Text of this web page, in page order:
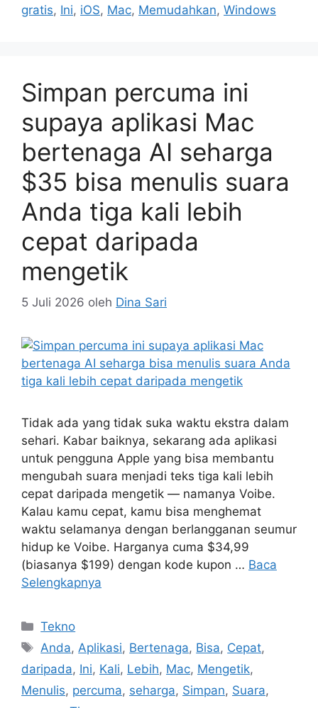
gratis, Ini, iOS, Mac, Memudahkan, Windows
Simpan percuma ini
supaya aplikasi Mac
bertenaga AI seharga
$35 bisa menulis suara
Anda tiga kali lebih
cepat daripada
mengetik
5 Juli 2026 oleh Dina Sari
Tidak ada yang tidak suka waktu ekstra dalam
sehari. Kabar baiknya, sekarang ada aplikasi
untuk pengguna Apple yang bisa membantu
mengubah suara menjadi teks tiga kali lebih
cepat daripada mengetik — namanya Voibe.
Kalau kamu cepat, kamu bisa menghemat
waktu selamanya dengan berlangganan seumur
hidup ke Voibe. Harganya cuma $34,99
(biasanya $199) dengan kode kupon … Baca
Selengkapnya
Kategori
Tekno
Tag
Anda,Aplikasi, Bertenaga, Bisa, Cepat,
daripada, Ini, Kali, Lebih, Mac, Mengetik,
Menulis, percuma, seharga, Simpan, Suara,